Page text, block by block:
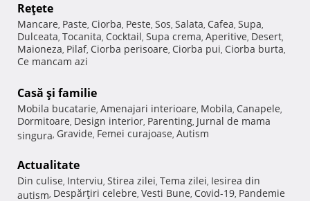
Reţete
Mancare, Paste, Ciorba, Peste, Sos, Salata, Cafea, Supa,
Dulceata, Tocanita, Cocktail, Supa crema, Aperitive, Desert,
Maioneza, Pilaf, Ciorba perisoare, Ciorba pui, Ciorba burta,
Ce mancam azi
Casă şi familie
Mobila bucatarie, Amenajari interioare, Mobila, Canapele,
Dormitoare, Design interior, Parenting, Jurnal de mama
singura, Gravide, Femei curajoase, Autism
Actualitate
Din culise, Interviu, Stirea zilei, Tema zilei, Iesirea din
autism, Despărţiri celebre, Vesti Bune, Covid-19, Pandemie